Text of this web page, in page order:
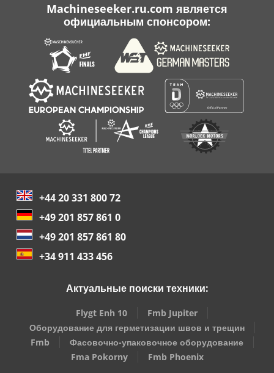
Machineseeker.ru.com является
официальным спонсором:
+44 20 331 800 72
+49 201 857 861 0
+49 201 857 861 80
+34 911 433 456
Актуальные поиски техники:
Flygt Enh 10
Fmb Jupiter
Оборудование для герметизации швов и трещин
Fmb
Фасовочно-упаковочное оборудование
Fma Pokorny
Fmb Phoenix